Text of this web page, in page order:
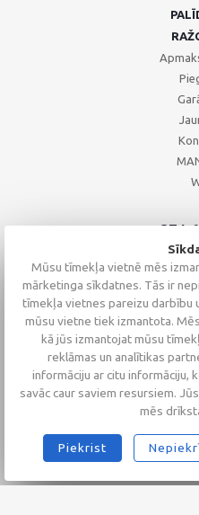
+371
+371
+371
2026 ©
Mūsu tīmekļa vietnē mēs
mārketinga sīkdatnes. Tās ir
tīmekļa vietnes pareizu darbību
mūsu vietne tiek izmantota.
kā jūs izmantojat mūsu
reklāmas un analītikas
informāciju ar citu informāciju,
savāc caur saviem resursiem.
mēs
Piekrist